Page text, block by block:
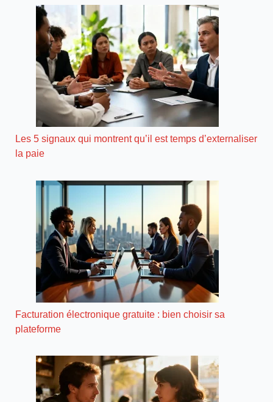
Les 5 signaux qui montrent qu’il est temps d’externaliser
la paie
Facturation électronique gratuite : bien choisir sa
plateforme